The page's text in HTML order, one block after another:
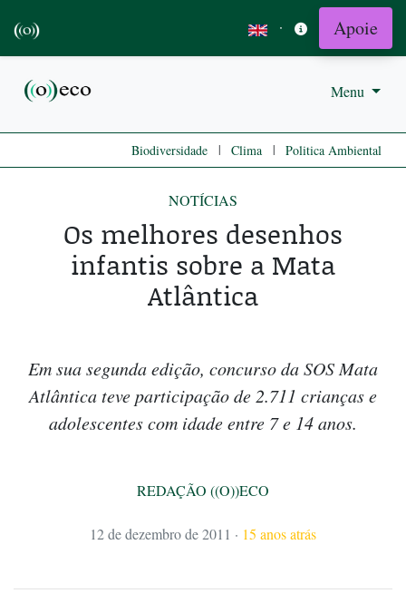
· Apoie
Menu
Biodiversidade | Clima | Politica Ambiental
NOTÍCIAS
Os melhores desenhos
infantis sobre a Mata
Atlântica
Em sua segunda edição, concurso da SOS Mata
Atlântica teve participação de 2.711 crianças e
adolescentes com idade entre 7 e 14 anos.
REDAÇÃO ((O))ECO
12 de dezembro de 2011 · 15 anos atrás